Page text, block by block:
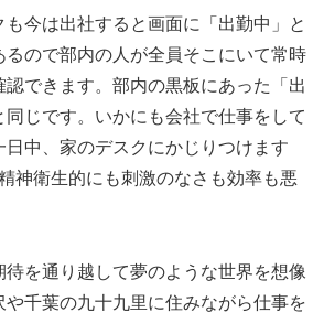
も今は出社すると画面に「出勤中」と
るので部内の人が全員そこにいて常時
できます。部内の黒板にあった「出
じです。いかにも会社で仕事をして
日中、家のデスクにかじりつけます
神衛生的にも刺激のなさも効率も悪
待を通り越して夢のような世界を想像
や千葉の九十九里に住みながら仕事を